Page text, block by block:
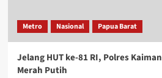
Metro Nasional Papua Barat
Jelang HUT ke-81 RI, Polres
Merah Putih